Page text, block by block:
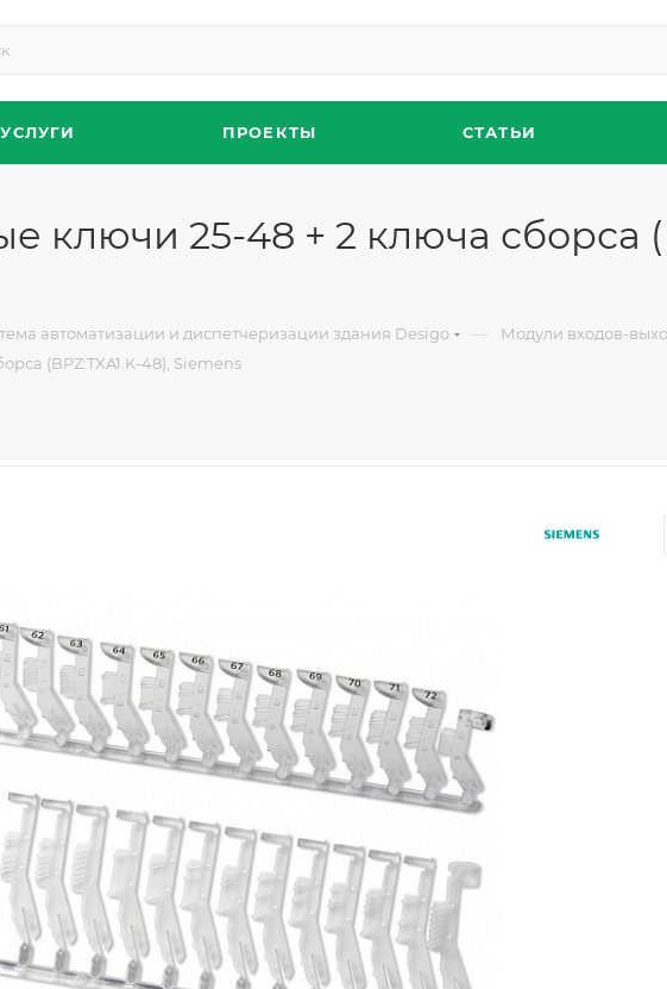
УСЛУГИ ПРОЕКТЫ СТАТЬИ
ключи 25-48 + 2 ключа сборса
автоматизации и диспетчеризации здания Desigo — Модули входов-
(BPZ:TXA1.K-48), Siemens